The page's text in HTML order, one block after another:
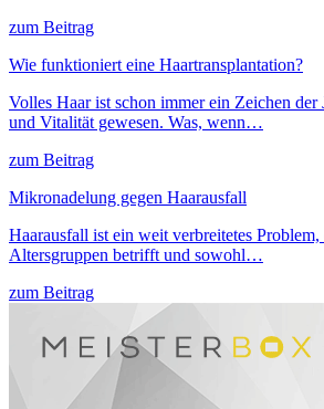
zum Beitrag
Wie funktioniert eine Haartransplantation?
Volles Haar ist schon immer ein Zeichen der
und Vitalität gewesen. Was, wenn…
zum Beitrag
Mikronadelung gegen Haarausfall
Haarausfall ist ein weit verbreitetes
Altersgruppen betrifft und sowohl…
zum Beitrag